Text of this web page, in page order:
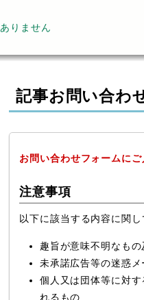
ありません
記事お問い合わ
お問い合わせフォームに
注意事項
以下に該当する内容に関
趣旨が意味不明なも
未承諾広告等の迷惑
個人又は団体等に対
れるもの